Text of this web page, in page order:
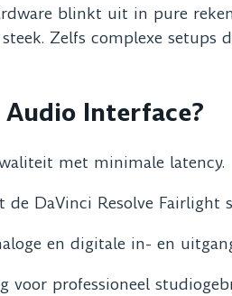
blinkt uit in pure
Zelfs complexe setups
Interface?
met minimale latency.
DaVinci Resolve Fairlight
en digitale in- en
voor professioneel